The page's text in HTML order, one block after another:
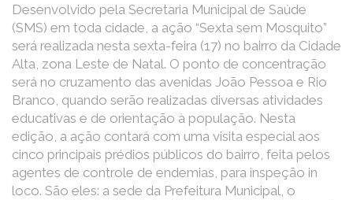
Desenvolvido pela Secretaria Municipal de Saúde
(SMS) em toda cidade, a ação “Sexta sem Mosquito”
será realizada nesta sexta-feira (17) no bairro da Cidade
Alta, zona Leste de Natal. O ponto de concentração
será no cruzamento das avenidas João Pessoa e Rio
Branco, quando serão realizadas diversas atividades
educativas e de orientação à população. Nesta
edição, a ação contará com uma visita especial aos
cinco principais prédios públicos do bairro, feita pelos
agentes de controle de endemias, para inspeção in
loco. São eles: a sede da Prefeitura Municipal, o